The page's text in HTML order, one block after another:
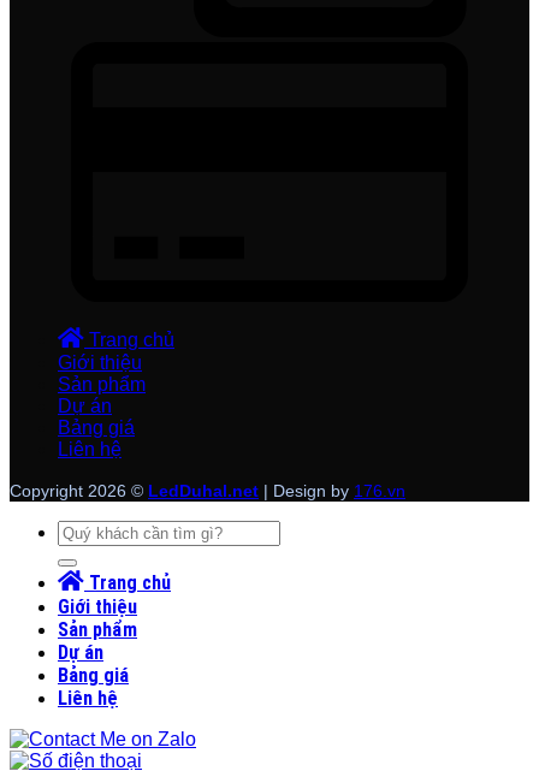
Trang chủ
Giới thiệu
Sản phẩm
Dự án
Bảng giá
Liên hệ
Copyright 2026 © LedDuhal.net | Design by 176.vn
Tìm
kiếm:
Trang chủ
Giới thiệu
Sản phẩm
Dự án
Bảng giá
Liên hệ